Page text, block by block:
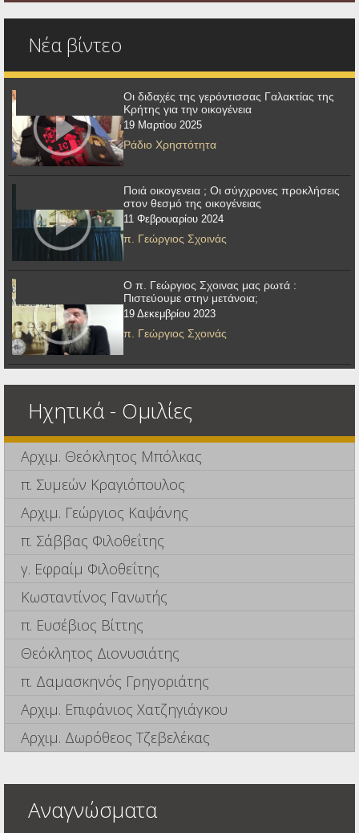
Νέα βίντεο
Οι διδαχές της γερόντισσας Γαλακτίας της
Κρήτης για την οικογένεια
19 Μαρτίου 2025
Ράδιο Χρηστότητα
Ποιά οικογενεια ; Οι σύγχρονες προκλήσεις
στον θεσμό της οικογένειας
11 Φεβρουαρίου 2024
π. Γεώργιος Σχοινάς
Ο π. Γεώργιος Σχοινας μας ρωτά :
Πιστεύουμε στην μετάνοια;
19 Δεκεμβρίου 2023
π. Γεώργιος Σχοινάς
Ηχητικά - Ομιλίες
Αρχιμ. Θεόκλητος Μπόλκας
π. Συμεών Κραγιόπουλος
Αρχιμ. Γεώργιος Καψάνης
π. Σάββας Φιλοθεΐτης
γ. Εφραίμ Φιλοθεΐτης
Κωσταντίνος Γανωτής
π. Ευσέβιος Βίττης
Θεόκλητος Διονυσιάτης
π. Δαμασκηνός Γρηγοριάτης
Αρχιμ. Επιφάνιος Χατζηγιάγκου
Αρχιμ. Δωρόθεος Τζεβελέκας
Αναγνώσματα